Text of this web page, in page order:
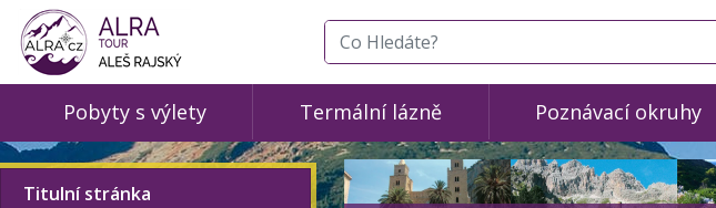
co hledáte
Pobyty s výlety Termální lázně Poznávací okruhy
Titulní stránka